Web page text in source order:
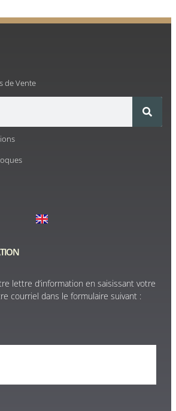
de Vente
lettre d’information en saisissant votre
courriel dans le formulaire suivant :